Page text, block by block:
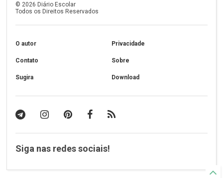
© 2026 Diário Escolar
Todos os Direitos Reservados
O autor Privacidade
Contato Sobre
Sugira Download
Siga nas redes sociais!